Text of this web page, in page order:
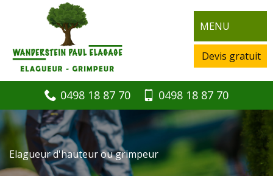
MENU
Devis gratuit
0498 18 87 70 0498 18 87 70
Elagueur d'hauteur ou grimpeur